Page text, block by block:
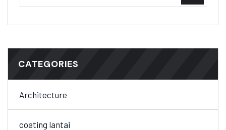
CATEGORIES
Architecture
coating lantai